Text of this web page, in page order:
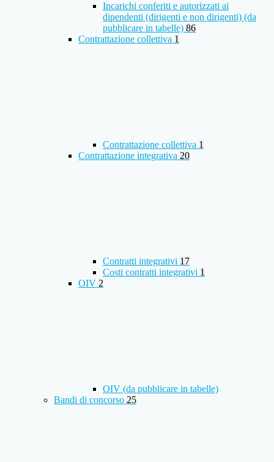
Incarichi conferiti e autorizzati ai
dipendenti (dirigenti e non dirigenti) (da
pubblicare in tabelle) 86
Contrattazione collettiva 1
Contrattazione collettiva 1
Contrattazione integrativa 20
Contratti integrativi 17
Costi contratti integrativi 1
OIV 2
OIV (da pubblicare in tabelle)
Bandi di concorso 25